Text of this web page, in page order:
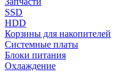
SSD
HDD
Корзины для накопителей
Системные платы
Блоки питания
Охлаждение